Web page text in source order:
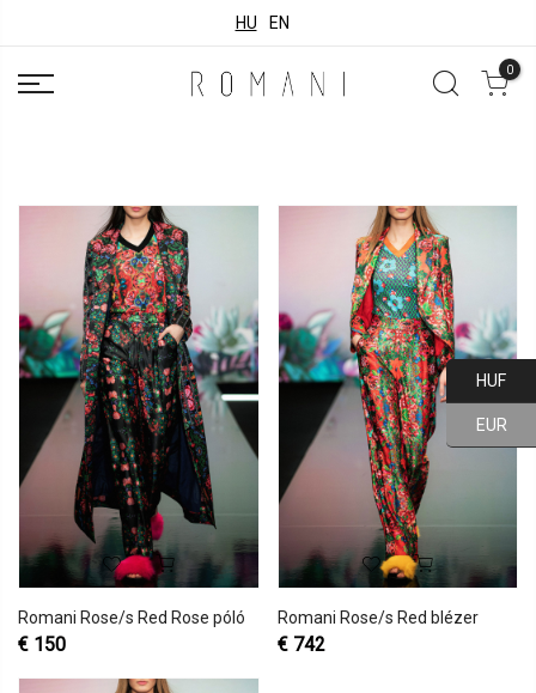
HU EN
0
Romani Rose/s Red Rose póló
€ 150
Romani Rose/s Red blézer
€742
HUF
EUR